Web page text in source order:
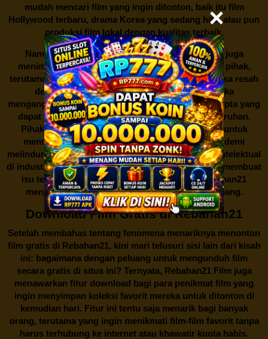
mudah mencari film yang ingin ditonton, baik itu film
Hollywood terbaru, drama Korea yang sedang hits, atau pun
produksi film lokal dengan kualitas terbaik.
Namun, seperti halnya cerita manis,Rebahan21juga
menimbulkan kontroversi di industri film. Banyak pihak,
terutama produsen film dan pemilik hak cipta, merasa resah
dengan maraknya situs-situs seperti ini. Mereka
menganggapnya sebagai bentuk pelanggaran hak cipta yang
dapat merugikan industri perfilman secara keseluruhan.
Pihak berwenang pun turut terlibat dalam upaya untuk
menutup situs-situs ilegal semacam Rebahan21 demi
melindungi keberlangsungan bisnis dan kekayaan intelektual
di industri hiburan. Konflik kepentingan inilah yang membuat
isu tentang menonton film secara gratis diRebahan21
menjadi perbincangan seru yang terus berkembang.
Download Film Gratis di Rebahan21
Setelah membahas tentang fenomena menariknya menonton
film gratis di Rebahan21, kini mari telusuri sisi lain dari kisah
ini: bagaimana dengan peluang untuk mengunduh film
secara gratis di situs ini? Ternyata, Rebahan21 Film juga
menawarkan fitur download bagi para penikmat film yang
ingin menyimpan koleksi favorit mereka untuk ditonton di
kemudian hari. Fitur ini tentu saja menarik bagi banyak
orang, terutama yang ingin menikmati film-film favorit tanpa
harus terhubung ke internet atau khawatir kuota habis.